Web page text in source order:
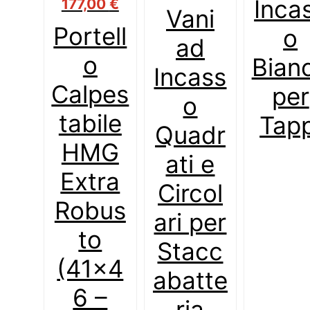
Portell
o
Calpes
tabile
HMG
Extra
Robus
to
(41×4
6 –
177,00 €
Vani
ad
Incass
o
Quadr
ati e
Circol
ari per
Stacc
abatte
o
per